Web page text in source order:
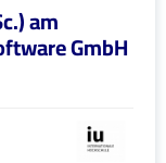
am
GmbH